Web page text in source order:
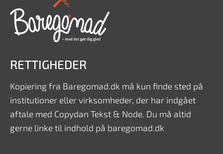
RETTIGHEDER
Kopiering fra Baregomad.dk må kun finde sted på
institutioner eller virksomheder, der har indgået
aftale med Copydan Tekst & Node. Du må altid
gerne linke til indhold på baregomad.dk